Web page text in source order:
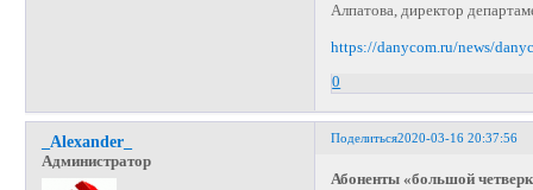
Алпатова, директор
https://danycom.ru/news/
0
Поделиться2020-03-16 20:37:56
_Alexander_
Администратор
Абоненты «большой